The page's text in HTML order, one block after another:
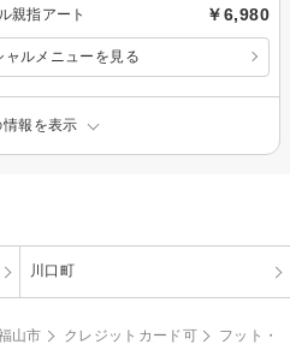
親指アート ￥6,980
ャルメニューを見る
報を表示
川口町
山市 クレジットカード可
フット・